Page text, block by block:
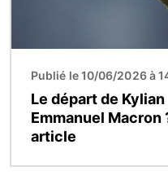
Publié le 10/06/2026 à
Le départ de
Emmanuel
article